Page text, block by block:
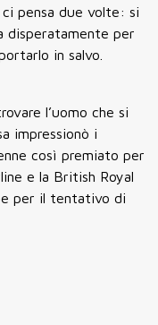
pensa due volte: si
disperatamente per
in salvo.
l’uomo che si
impressionò i
così premiato per
e la British Royal
per il tentativo di